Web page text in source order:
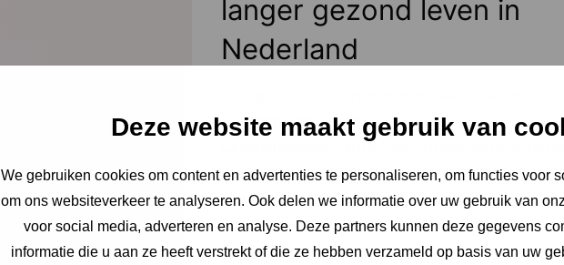
Deze website maakt gebruik van
We gebruiken cookies om content en advertenties te personaliseren, om functies voor
om ons websiteverkeer te analyseren. Ook delen we informatie over uw gebruik van
voor social media, adverteren en analyse. Deze partners kunnen deze gegevens
informatie die u aan ze heeft verstrekt of die ze hebben verzameld op basis van uw
langer gezond leven in
Nederland
Gezondheidstransitie. Alle partijen tekenen
Gezondheidsverklaring, om zich samen in te
langer gezond leven voor iedereen in Nederland.
een van de ondertekenaars.
Lees meer